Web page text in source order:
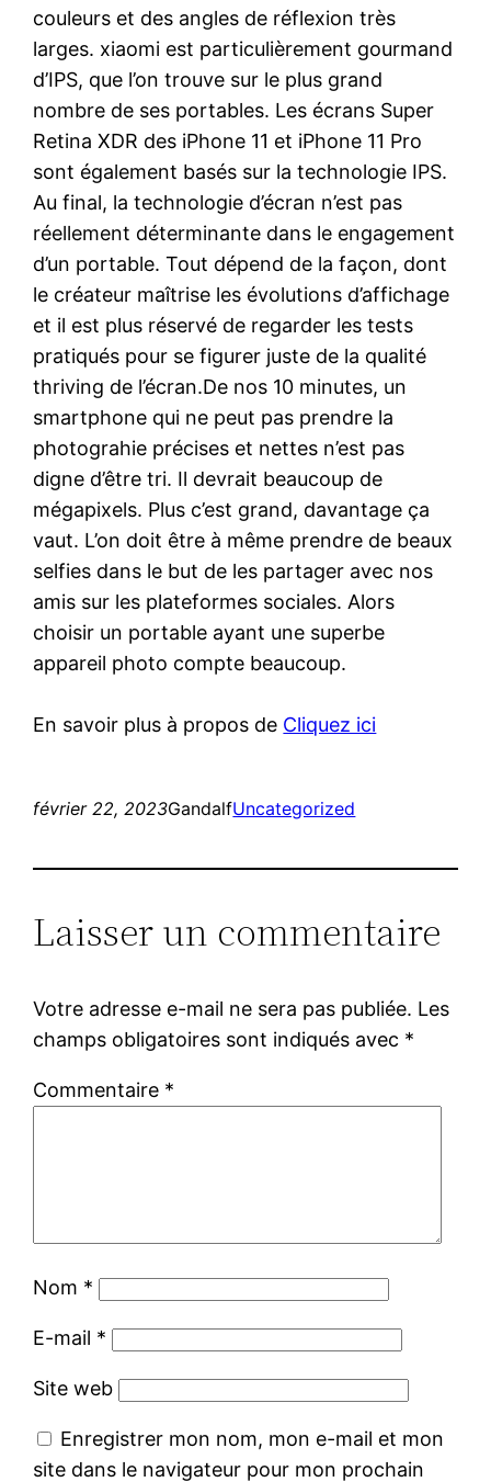
couleurs et des angles de réflexion très
larges. xiaomi est particulièrement gourmand
d’IPS, que l’on trouve sur le plus grand
nombre de ses portables. Les écrans Super
Retina XDR des iPhone 11 et iPhone 11 Pro
sont également basés sur la technologie IPS.
Au final, la technologie d’écran n’est pas
réellement déterminante dans le engagement
d’un portable. Tout dépend de la façon, dont
le créateur maîtrise les évolutions d’affichage
et il est plus réservé de regarder les tests
pratiqués pour se figurer juste de la qualité
thriving de l’écran.De nos 10 minutes, un
smartphone qui ne peut pas prendre la
photograhie précises et nettes n’est pas
digne d’être tri. Il devrait beaucoup de
mégapixels. Plus c’est grand, davantage ça
vaut. L’on doit être à même prendre de beaux
selfies dans le but de les partager avec nos
amis sur les plateformes sociales. Alors
choisir un portable ayant une superbe
appareil photo compte beaucoup.
En savoir plus à propos de Cliquez ici
février 22, 2023GandalfUncategorized
Laisser un commentaire
Votre adresse e-mail ne sera pas publiée. Les
champs obligatoires sont indiqués avec *
Commentaire *
Nom *
E-mail *
Site web
Enregistrer mon nom, mon e-mail et mon
site dans le navigateur pour mon prochain